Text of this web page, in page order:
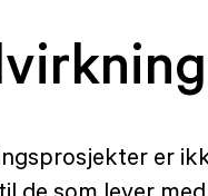
er
de som lever